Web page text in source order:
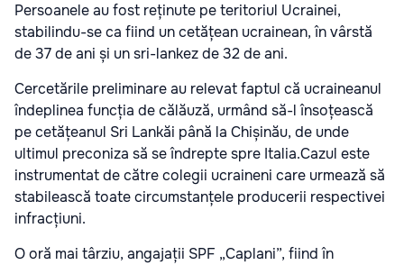
Persoanele au fost reținute pe teritoriul Ucrainei,
stabilindu-se ca fiind un cetățean ucrainean, în vârstă
de 37 de ani și un sri-lankez de 32 de ani.
Cercetările preliminare au relevat faptul că ucraineanul
îndeplinea funcția de călăuză, urmând să-l însoțească
pe cetățeanul Sri Lankăi până la Chișinău, de unde
ultimul preconiza să se îndrepte spre Italia.Cazul este
instrumentat de către colegii ucraineni care urmează să
stabilească toate circumstanțele producerii respectivei
infracțiuni.
O oră mai târziu, angajații SPF „Caplani”, fiind în